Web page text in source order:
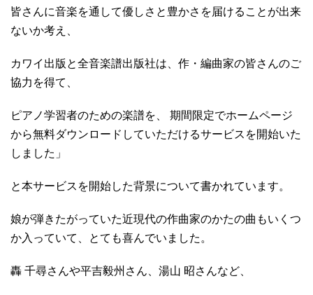
皆さんに音楽を通して優しさと豊かさを届けることが出来
ないか考え、
カワイ出版と全音楽譜出版社は、作・編曲家の皆さんのご
協力を得て、
ピアノ学習者のための楽譜を、 期間限定でホームページ
から無料ダウンロードしていただけるサービスを開始いた
しました」
と本サービスを開始した背景について書かれています。
娘が弾きたがっていた近現代の作曲家のかたの曲もいくつ
か入っていて、とても喜んでいました。
轟 千尋さんや平吉毅州さん、湯山 昭さんなど、